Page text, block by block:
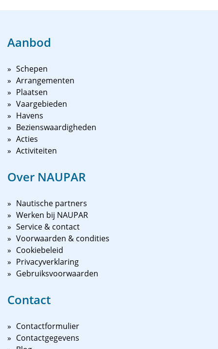
Aanbod
Schepen
Arrangementen
Plaatsen
Vaargebieden
Havens
Bezienswaardigheden
Acties
Activiteiten
Over NAUPAR
Nautische partners
Werken bij NAUPAR
Service & contact
Voorwaarden & condities
Cookiebeleid
Privacyverklaring
Gebruiksvoorwaarden
Contact
Contactformulier
Contactgegevens